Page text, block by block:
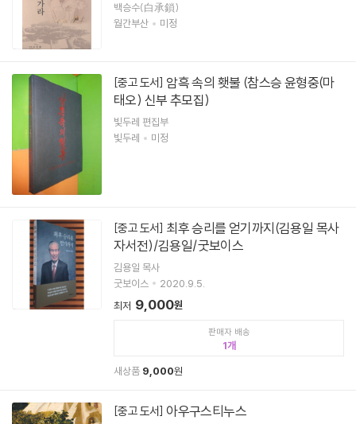
백승수(白承鎖)
월간부산
미정
[중고 도서]
태오) 신부 추모집)
빛두레 편집부
빛두레
미정
[중고 도서]
자서전)/김용일/굿보이스
김용일 목사
굿보이스
2020.9.5.
최저 9,000원
판매자 배송
1
새상품 9,000원
[중고 도서] 아우구스티누스